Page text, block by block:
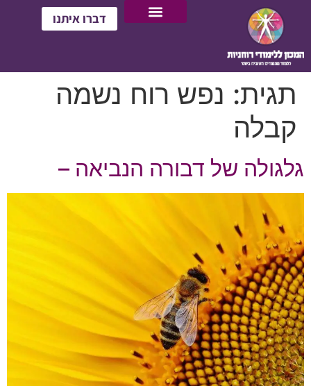
דברו איתנו
תגית: נפש רוח נשמה
קבלה
גלגולה של דבורה הנביאה –